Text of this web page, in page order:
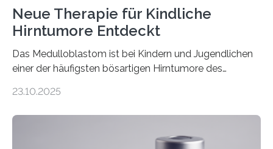
Neue Therapie für Kindliche
Hirntumore Entdeckt
Das Medulloblastom ist bei Kindern und Jugendlichen
einer der häufigsten bösartigen Hirntumore des
Betroffenen können mit heutigen Methoden geheilt
Dringend benötigt werden zielgerichtete Therapien, die
23.10.2025